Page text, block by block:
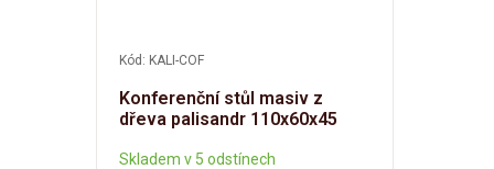
Kód: KALI-COF
Konferenční stůl masiv z
dřeva palisandr 110x60x45
Skladem v 5 odstínech